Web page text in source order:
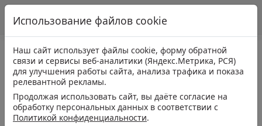
Использование файлов cookie
Наш сайт использует файлы cookie, форму обратной
связи и сервисы веб-аналитики (Яндекс.Метрика, РСЯ)
для улучшения работы сайта, анализа трафика и показа
релевантной рекламы.
Продолжая использовать сайт, вы даёте согласие на
обработку персональных данных в соответствии с
Политикой конфиденциальности.